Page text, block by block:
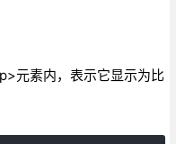
元素内，表示它显示为比